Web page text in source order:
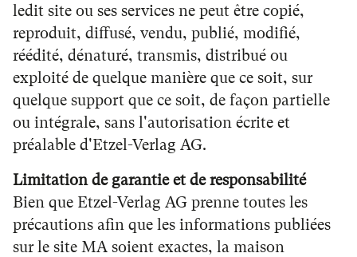
ledit site ou ses services ne peut être copié,
reproduit, diffusé, vendu, publié, modifié,
réédité, dénaturé, transmis, distribué ou
exploité de quelque manière que ce soit, sur
quelque support que ce soit, de façon partielle
ou intégrale, sans l'autorisation écrite et
préalable d'Etzel-Verlag AG.
Limitation de garantie et de responsabilité
Bien que Etzel-Verlag AG prenne toutes les
précautions afin que les informations publiées
sur le site MA soient exactes, la maison